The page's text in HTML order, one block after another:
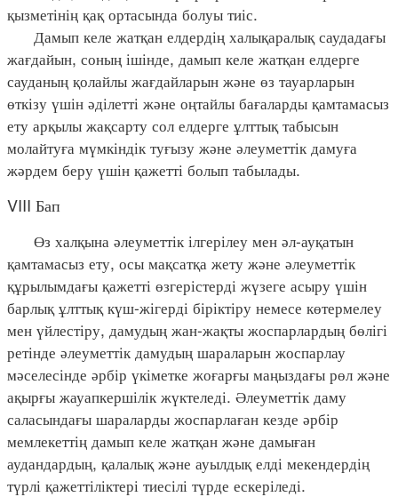
қызметінің қақ ортасында болуы тиіс.
Дамып келе жатқан елдердің халықаралық саудадағы
жағдайын, соның ішінде, дамып келе жатқан елдерге
сауданың қолайлы жағдайларын және өз тауарларын
өткізу үшін әділетті және оңтайлы бағаларды қамтамасыз
ету арқылы жақсарту сол елдерге ұлттық табысын
молайтуға мүмкіндік туғызу және әлеуметтік дамуға
жәрдем беру үшін қажетті болып табылады.
VIII Бап
Өз халқына әлеуметтік ілгерілеу мен әл-ауқатын
қамтамасыз ету, осы мақсатқа жету және әлеуметтік
құрылымдағы қажетті өзгерістерді жүзеге асыру үшін
барлық ұлттық күш-жігерді біріктіру немесе көтермелеу
мен үйлестіру, дамудың жан-жақты жоспарлардың бөлігі
ретінде әлеуметтік дамудың шараларын жоспарлау
мәселесінде әрбір үкіметке жоғарғы маңыздағы рөл және
ақырғы жауапкершілік жүктеледі. Әлеуметтік даму
саласындағы шараларды жоспарлаған кезде әрбір
мемлекеттің дамып келе жатқан және дамыған
аудандардың, қалалық және ауылдық елді мекендердің
түрлі қажеттіліктері тиесілі түрде ескеріледі.